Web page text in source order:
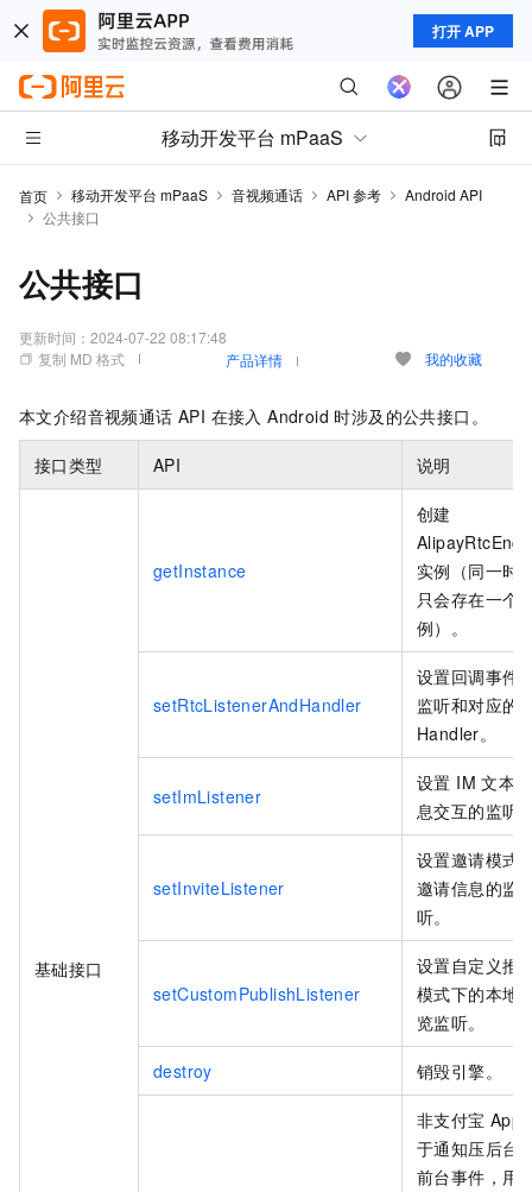
打开 APP
移动开发平台 mPaaS
首页 移动开发平台 mPaaS 音视频通话 API 参考
Android API
公共接口
公共接口
更新时间： 2024-07-22 08:17:48
复制 MD 格式
产品详情 我的收藏
本文介绍音视频通话 API 在接入 Android 时涉及的公共接口。
接口类型 API 说明
基础接口
getInstance
创建
实例（同一时
只会存在一个
例）。
setRtcListenerAndHandler
设置回调事件
监听和对应的
Handler。
setImListener
设置 IM 文本信
息交互的监听
setInviteListener
设置邀请模式
邀请信息的监
听。
setCustomPublishListener
设置自定义推
模式下的本地
览监听。
destroy 销毁引擎。
非支付宝 App
于通知压后台
前台事件，用